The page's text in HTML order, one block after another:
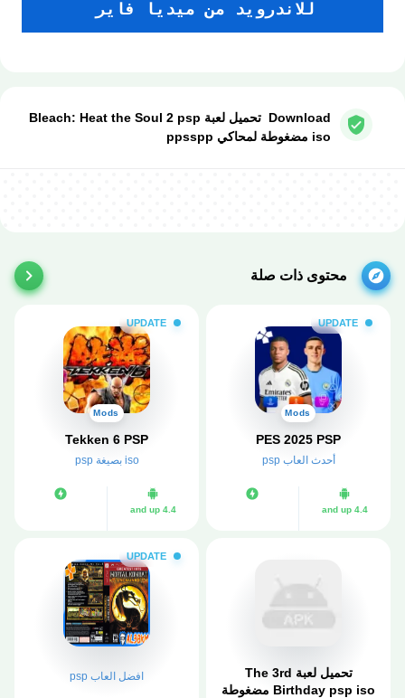
للاندرويد من ميديا فاير
Download تحميل لعبة Bleach: Heat the Soul 2 psp
iso مضغوطة لمحاكي ppsspp
محتوى ذات صلة
UPDATE
Mods
PES 2025 PSP
أحدث العاب psp
4.4 and up
UPDATE
Mods
Tekken 6 PSP
iso بصيغة psp
4.4 and up
تحميل لعبة The 3rd
Birthday psp iso مضغوطة
UPDATE
افضل العاب psp